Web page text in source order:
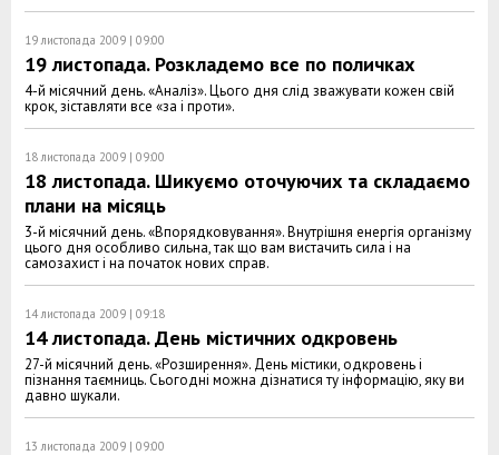
19 листопада 2009 | 09:00
19 листопада. Розкладемо все по поличках
4-й місячний день. «Аналіз». Цього дня слід зважувати кожен свій
крок, зіставляти все «за і проти».
18 листопада 2009 | 09:00
18 листопада. Шикуємо оточуючих та складаємо
плани на місяць
3-й місячний день. «Впорядковування». Внутрішня енергія організму
цього дня особливо сильна, так що вам вистачить сила і на
самозахист і на початок нових справ.
14 листопада 2009 | 09:18
14 листопада. День містичних одкровень
27-й місячний день. «Розширення». День містики, одкровень і
пізнання таємниць. Сьогодні можна дізнатися ту інформацію, яку ви
давно шукали.
13 листопада 2009 | 09:00